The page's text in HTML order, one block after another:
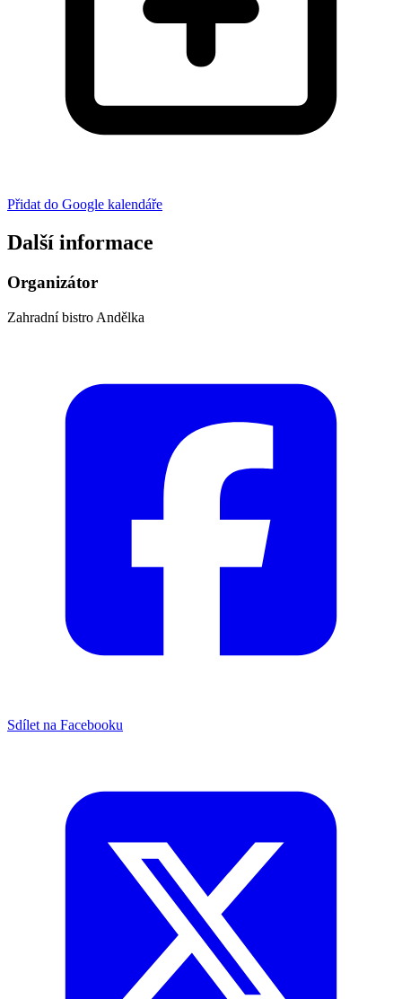
Přidat do Google kalendáře
Další informace
Organizátor
Zahradní bistro Andělka
Sdílet na Facebooku